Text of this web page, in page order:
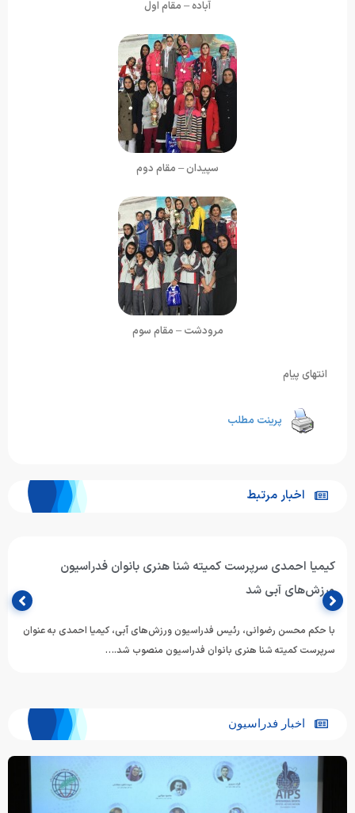
آباده – مقام اول
سپیدان – مقام دوم
مرودشت – مقام سوم
انتهای پیام
پرینت مطلب
اخبار مرتبط
کیمیا احمدی سرپرست کمیته شنا هنری بانوان فدراسیون
ورزش‌های آبی شد
با حکم محسن رضوانی، رئیس فدراسیون ورزش‌های آبی، کیمیا احمدی به عنوان
سرپرست کمیته شنا هنری بانوان فدراسیون منصوب شد.…
اخبار فدراسیون